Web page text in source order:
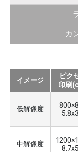
カ
イメージ
ピク
印刷
低解像度
中解像度